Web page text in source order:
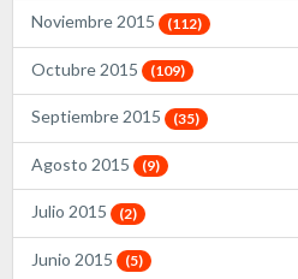
Noviembre 2015 (112)
Octubre 2015 (109)
Septiembre 2015 (35)
Agosto 2015 (9)
Julio 2015 (2)
Junio 2015 (5)